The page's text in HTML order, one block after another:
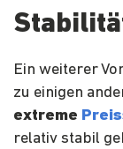
Ein weiterer
zu einigen
extreme
relativ stabil